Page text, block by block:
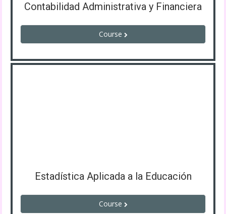
Contabilidad Administrativa y Financiera
Course
Estadística Aplicada a la Educación
Course